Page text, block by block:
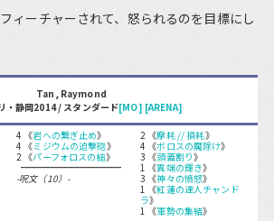
ィーチャーされて、怒られるのを目標にし
Tan, Raymond
・静岡2014 / スタンダード[MO] [ARENA]
4 《岩への繋ぎ止め》
4 《ミジウムの迫撃砲》
2 《パーフォロスの槌》
-呪文（10）-
2 《摩耗 // 損耗》
4 《ボロスの魔除け》
3 《頭蓋割り》
1 《異端の輝き》
3 《神々の憤怒》
1 《紅蓮の達人チャンド
ラ》
1 《軍勢の集結》